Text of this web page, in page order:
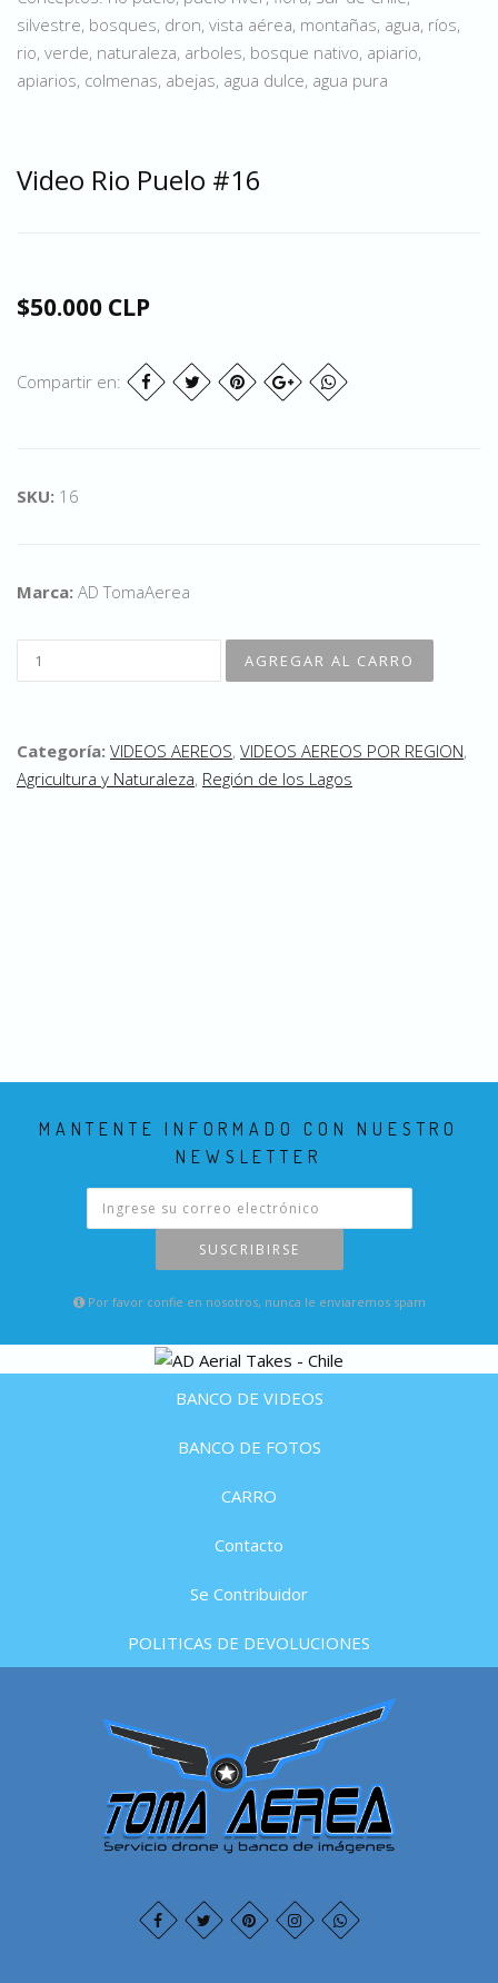
silvestre, bosques, dron, vista aérea, montañas, agua, ríos,
rio, verde, naturaleza, arboles, bosque nativo, apiario,
apiarios, colmenas, abejas, agua dulce, agua pura
Video Rio Puelo #16
$50.000 CLP
Compartir en:
SKU: 16
Marca: AD TomaAerea
Categoría: VIDEOS AEREOS, VIDEOS AEREOS POR REGION,
Agricultura y Naturaleza, Región de los Lagos
MANTENTE INFORMADO CON NUESTRO
NEWSLETTER
SUSCRIBIRSE
Por favor confie en nosotros, nunca le enviaremos spam
BANCO DE VIDEOS
BANCO DE FOTOS
CARRO
Contacto
Se Contribuidor
POLITICAS DE DEVOLUCIONES